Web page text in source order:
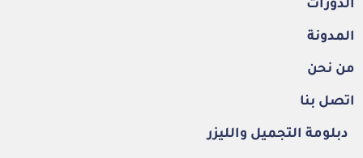
الدورات
المدونة
من نحن
اتصل بنا
دبلومة التجميل والليزر